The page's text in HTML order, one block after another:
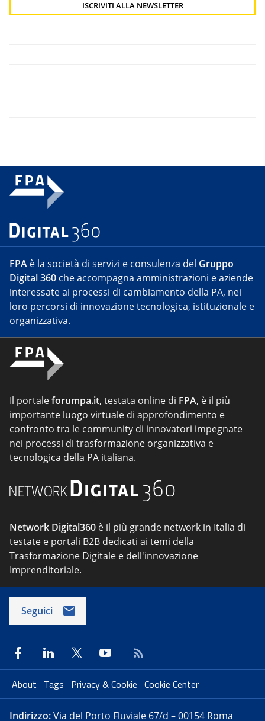
FPA è la società di servizi e consulenza del Gruppo
Digital 360 che accompagna amministrazioni e aziende
interessate ai processi di cambiamento della PA, nei
loro percorsi di innovazione tecnologica, istituzionale e
organizzativa.
Il portaleforumpa.it, testata online di FPA, è il più
importante luogo virtuale di approfondimento e
confronto tra le community di innovatori impegnate
nei processi di trasformazione organizzativa e
tecnologica della PA italiana.
Network Digital360 è il più grande network in Italia di
testate e portali B2B dedicati ai temi della
Trasformazione Digitale e dell'innovazione
Imprenditoriale.
Seguici
About Tags Privacy & Cookie Cookie Center
Indirizzo:Via del Porto Fluviale 67/d – 00154 Roma